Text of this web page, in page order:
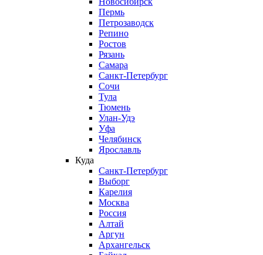
Пермь
Петрозаводск
Репино
Ростов
Рязань
Самара
Санкт-Петербург
Сочи
Тула
Тюмень
Улан-Удэ
Уфа
Челябинск
Ярославль
Куда
Санкт-Петербург
Выборг
Карелия
Москва
Россия
Алтай
Аргун
Архангельск